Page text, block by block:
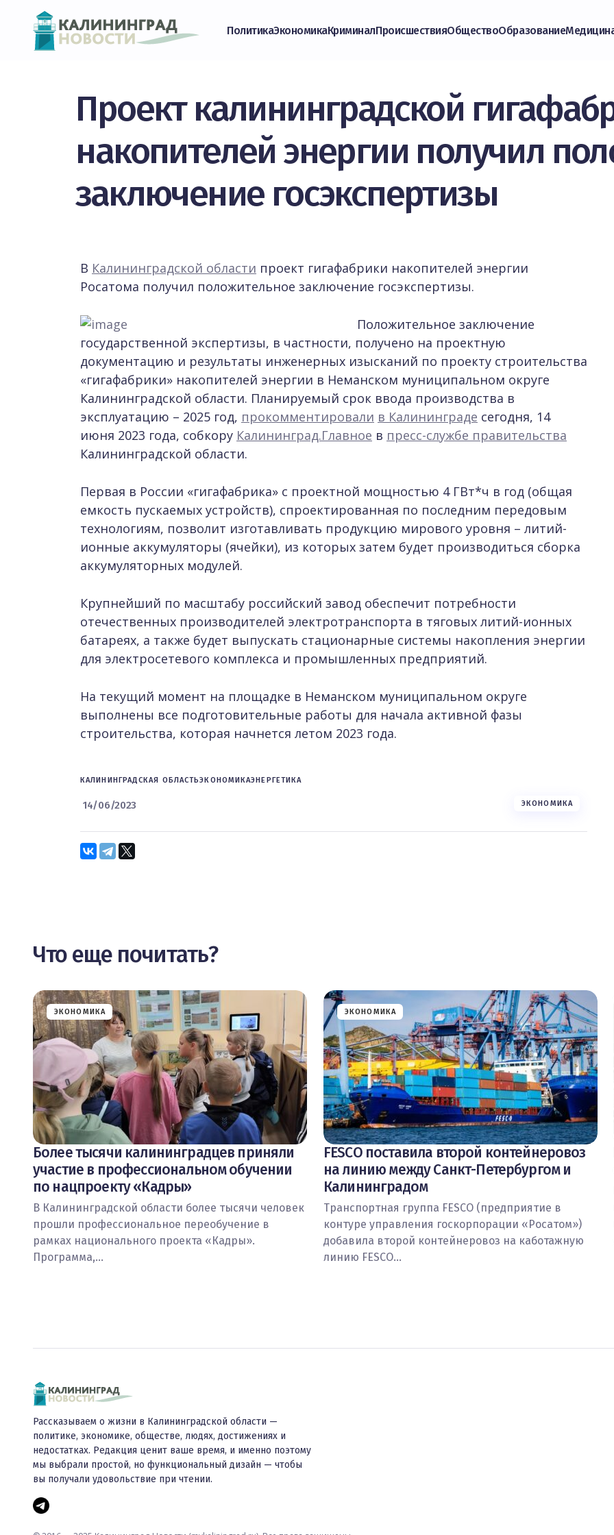
ПолитикаЭкономикаКриминалПроисшествияОбществоОбразование
Проект калининградской
накопителей энергии получил
заключение госэкспертизы
В Калининградской области проект гигафабрики накопителей энергии
Росатома получил положительное заключение госэкспертизы.
Положительное заключение
государственной экспертизы, в частности, получено на проектную
документацию и результаты инженерных изысканий по проекту строительства
«гигафабрики» накопителей энергии в Неманском муниципальном округе
Калининградской области. Планируемый срок ввода производства в
эксплуатацию – 2025 год, прокомментировали в Калининграде сегодня, 14
июня 2023 года, собкору Калининград.Главное в пресс-службе правительства
Калининградской области.
Первая в России «гигафабрика» с проектной мощностью 4 ГВт*ч в год (общая
емкость пускаемых устройств), спроектированная по последним передовым
технологиям, позволит изготавливать продукцию мирового уровня – литий-
ионные аккумуляторы (ячейки), из которых затем будет производиться сборка
аккумуляторных модулей.
Крупнейший по масштабу российский завод обеспечит потребности
отечественных производителей электротранспорта в тяговых литий-ионных
батареях, а также будет выпускать стационарные системы накопления энергии
для электросетевого комплекса и промышленных предприятий.
На текущий момент на площадке в Неманском муниципальном округе
выполнены все подготовительные работы для начала активной фазы
строительства, которая начнется летом 2023 года.
КАЛИНИНГРАДСКАЯ ОБЛАСТЬЭКОНОМИКАЭНЕРГЕТИКА
14/06/2023 ЭКОНОМИКА
Что еще почитать?
ЭКОНОМИКА
Более тысячи калининградцев приняли
участие в профессиональном обучении
по нацпроекту «Кадры»
В Калининградской области более тысячи человек
прошли профессиональное переобучение в
рамках национального проекта «Кадры».
Программа,…
ЭКОНОМИКА
FESCO поставила второй контейнеровоз
на линию между Санкт-Петербургом и
Калининградом
Транспортная группа FESCO (предприятие в
контуре управления госкорпорации «Росатом»)
добавила второй контейнеровоз на каботажную
линию FESCO…
Рассказываем о жизни в Калининградской области —
политике, экономике, обществе, людях, достижениях и
недостатках. Редакция ценит ваше время, и именно поэтому
мы выбрали простой, но функциональный дизайн — чтобы
вы получали удовольствие при чтении.